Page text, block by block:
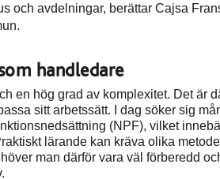
och avdelningar, berättar Cajsa
handledare
en hög grad av komplexitet. Det är
sitt arbetssätt. I dag söker sig
(NPF), vilket
lärande kan kräva olika
man därför vara väl förberedd